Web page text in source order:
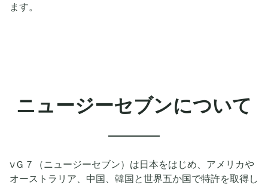
ます。
ニュージーセブンについて
νＧ７（ニュージーセブン）は日本をはじめ、アメリカや
オーストラリア、中国、韓国と世界五か国で特許を取得し